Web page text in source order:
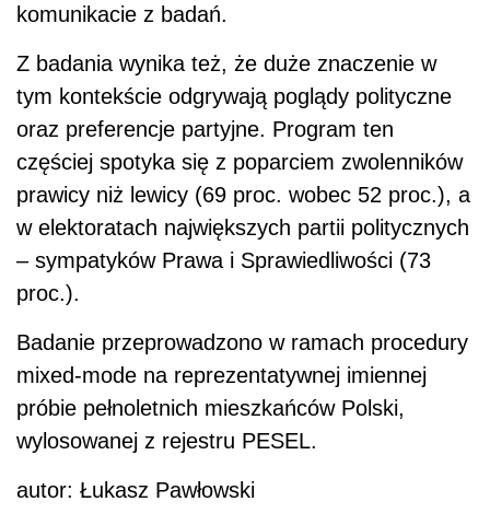
komunikacie z badań.
Z badania wynika też, że duże znaczenie w
tym kontekście odgrywają poglądy polityczne
oraz preferencje partyjne. Program ten
częściej spotyka się z poparciem zwolenników
prawicy niż lewicy (69 proc. wobec 52 proc.), a
w elektoratach największych partii politycznych
– sympatyków Prawa i Sprawiedliwości (73
proc.).
Badanie przeprowadzono w ramach procedury
mixed-mode na reprezentatywnej imiennej
próbie pełnoletnich mieszkańców Polski,
wylosowanej z rejestru PESEL.
autor: Łukasz Pawłowski